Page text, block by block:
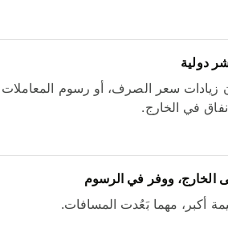
زيادات سعر الصرف، أو رسوم المعاملات
في الخارج.
ووفر في الرسوم
أكبر، مهما بَعُدت المسافات.